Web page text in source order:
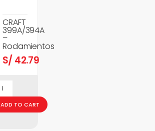
CRAFT
399A/394A
–
Rodamientos
S/ 42.79
ADD TO CART